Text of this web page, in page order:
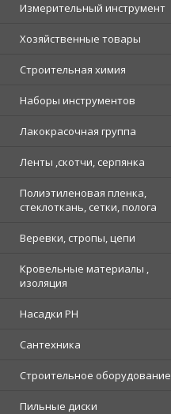
Измерительный инструмент
Хозяйственные товары
Строительная химия
Наборы инструментов
Лакокрасочная группа
Ленты ,скотчи, серпянка
Полиэтиленовая пленка,
стеклоткань, сетки, полога
Веревки, стропы, цепи
Кровельные материалы ,
изоляция
Насадки PH
Сантехника
Строительное оборудование
Пильные диски